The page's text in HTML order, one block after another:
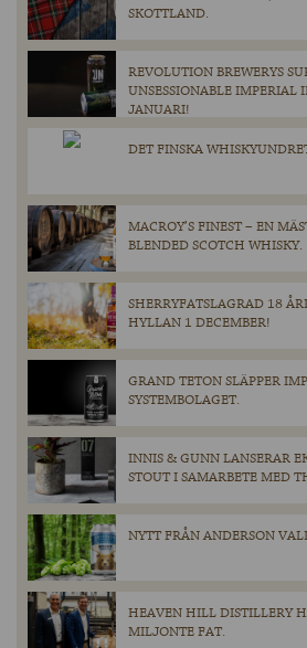
SKOTTLAND.
REVOLUTION BREWERYS
UNSESSIONABLE IMPERIAL
JANUARI!
DET FINSKA
MACROY’S FINEST – EN
BLENDED SCOTCH WHISKY.
SHERRYFATSLAGRAD 18
HYLLAN 1 DECEMBER!
GRAND TETON SLÄPPER
SYSTEMBOLAGET.
INNIS & GUNN LANSERAR
STOUT I SAMARBETE MED
NYTT FRÅN ANDERSON
HEAVEN HILL DISTILLERY
MILJONTE FAT.